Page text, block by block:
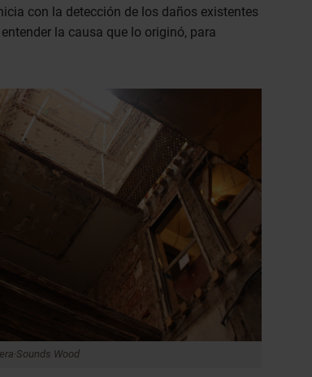
con la detección de los daños existentes
la causa que lo originó, para
Wood